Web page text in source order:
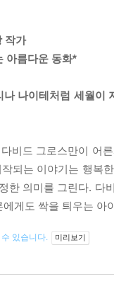
작가
아름다운 동화*
나 나이테처럼 세월이
비드 그로스만이 어
되는 이야기는 행복
한 의미를 그린다.
게도 싹을 틔우는 아
있습니다. 미리보기